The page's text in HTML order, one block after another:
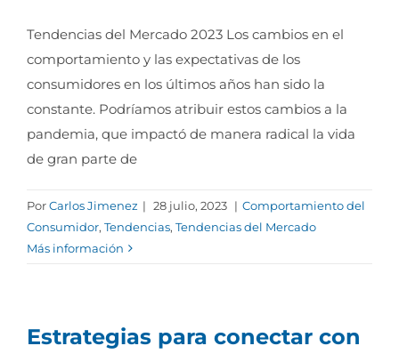
Tendencias del Mercado 2023 Los cambios en el
comportamiento y las expectativas de los
consumidores en los últimos años han sido la
constante. Podríamos atribuir estos cambios a la
pandemia, que impactó de manera radical la vida
de gran parte de
PorCarlos Jimenez | 28 julio, 2023 | Comportamiento del
Consumidor, Tendencias, Tendencias del Mercado
Más información
Estrategias para conectar con